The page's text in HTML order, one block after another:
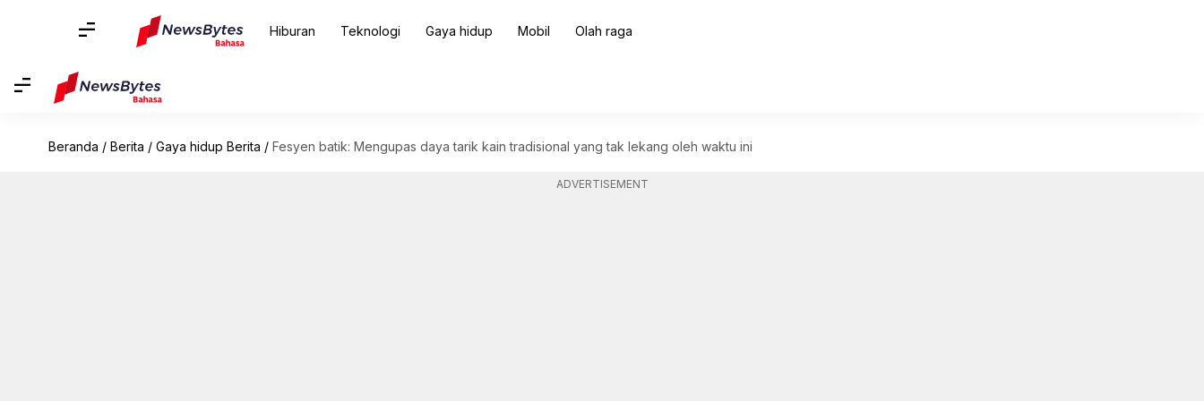
Hiburan Teknologi Gaya hidup Mobil Olah raga
Beranda / Berita / Gaya hidup Berita / Fesyen batik: Mengupas daya tarik kain tradisional yang tak lekang oleh waktu ini
ADVERTISEMENT